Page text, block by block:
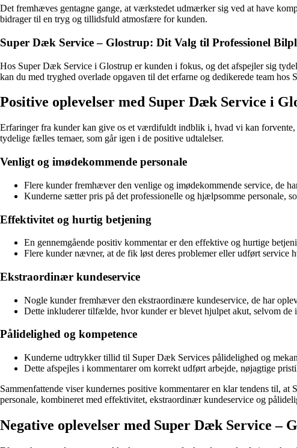
Det fremhæves gentagne gange, at værkstedet udmærker sig ved at have
bidrager til en tryg og tillidsfuld atmosfære for kunden.
Super Dæk Service – Glostrup: Dit Valg til Professionel
Hos Super Dæk Service i Glostrup er kunden i fokus, og det afspejler sig
kan du med tryghed overlade opgaven til det erfarne og dedikerede team
Positive oplevelser med Super Dæk Service i
Erfaringer fra kunder kan give os et værdifuldt indblik i, hvad vi kan
tydelige fælles temaer, som går igen i de positive udtalelser.
Venligt og imødekommende personale
Flere kunder fremhæver den venlige og imødekommende service, de
Kunderne sætter pris på det professionelle og hjælpsomme personale,
Effektivitet og hurtig betjening
En gennemgående positiv kommentar er den effektive og hurtige
Flere kunder nævner, at de fik løst deres problemer eller udført
Ekstraordinær kundeservice
Nogle kunder fremhæver den ekstraordinære kundeservice, de har
Dette inkluderer tilfælde, hvor kunder er blevet hjulpet akut, selvom
Pålidelighed og kompetence
Kunderne udtrykker tillid til Super Dæk Services pålidelighed og
Dette afspejles i kommentarer om korrekt udført arbejde, nøjagtige
Sammenfattende viser kundernes positive kommentarer en klar tendens til,
personale, kombineret med effektivitet, ekstraordinær kundeservice og
Negative oplevelser med Super Dæk Service –